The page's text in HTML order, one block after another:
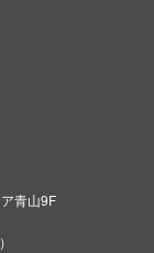
青山9F